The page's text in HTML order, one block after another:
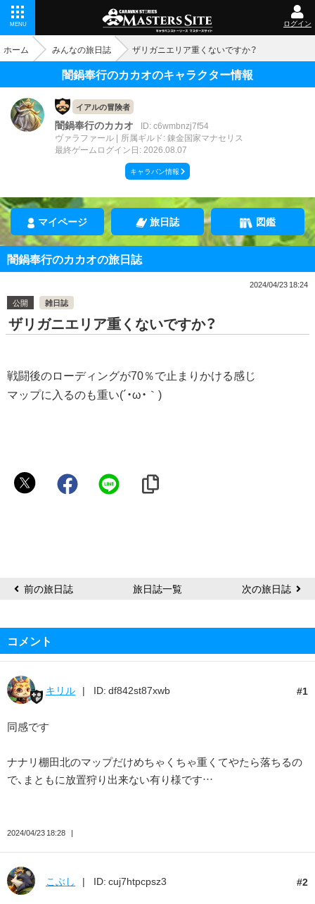
MENU ログイン
ホーム みんなの旅日誌 ザリガニエリア重くないですか？
闇鍋奉行のカカオのキャラクター情報
イアルの冒険者
闇鍋奉行のカカオ
ID: c6wmbnzj7f54
ヴァラファール
所属ギルド: 錬金国家マナセリス
最終ゲームログイン日: 2026.08.07
キャラバン情報
マイページ 旅日誌 図鑑
闇鍋奉行のカカオの旅日誌
2024/04/23 18:24
公開
雑日誌
ザリガニエリア重くないですか？
戦闘後のローディングが70％で止まりかける感じ
マップに入るのも重い(´・ω・｀)
闇
カ 前の旅日誌 旅日誌一覧 次の旅日誌
コメント
1
キリル ID: df842st87xwb
同感です
ナナリ棚田北のマップだけめちゃくちゃ重くてやたら落ちるの
で、まともに放置狩り出来ない有り様です…
2024/04/23 18:28
2
こぶし ID: cuj7htpcpsz3